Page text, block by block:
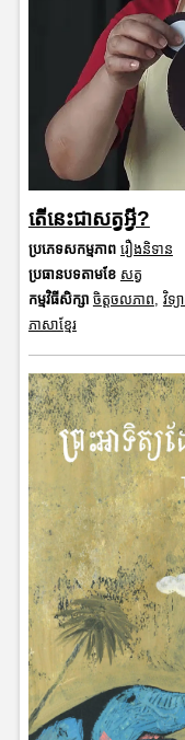
តើនេះជាសត្វអ្វី?
ប្រភេទសកម្មភាព រឿងនិទាន
ប្រធានបទតាមខែ សត្វ
កម្មវិធីសិក្សា ចិត្តចលភាព វិទ្យ
ភាសាខ្មែរ